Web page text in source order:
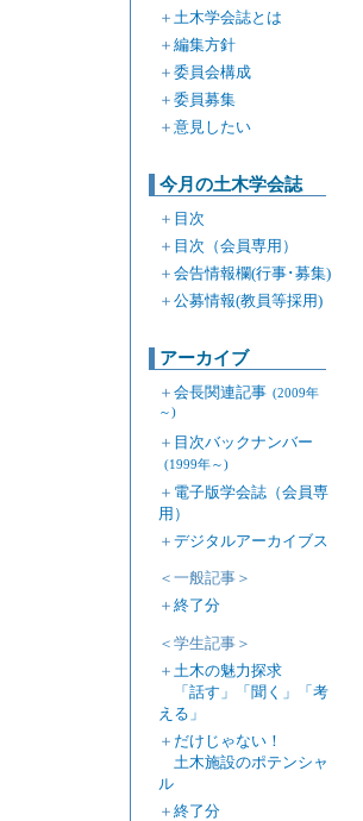
＋ 土木学会誌とは
＋ 編集方針
＋ 委員会構成
＋ 委員募集
＋ 意見したい
今月の土木学会誌
＋ 目次
＋ 目次（会員専用）
＋ 会告情報欄(行事･募集)
＋ 公募情報(教員等採用)
アーカイブ
＋ 会長関連記事 (2009年
～)
＋ 目次バックナンバー
(1999年～)
＋ 電子版学会誌（会員専
用）
＋ デジタルアーカイブス
＜一般記事＞
＋ 終了分
＜学生記事＞
＋ 土木の魅力探求
「話す」「聞く」「考
える」
＋ だけじゃない！
土木施設のポテンシャ
ル
＋ 終了分